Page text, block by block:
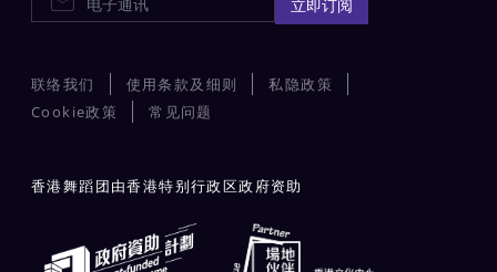
立即订阅
联络我们 使用条款及细则
私隐政策
Cookie政策
常见问题
香港舞蹈团由香港特别行政区政府资助